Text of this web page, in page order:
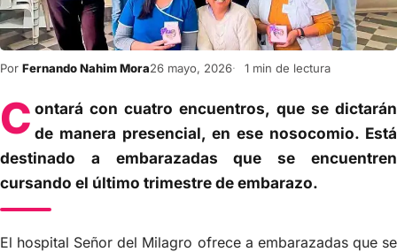
Por Fernando Nahim Mora26 mayo, 2026 1 min de lectura
C ontará con cuatro encuentros, que se dictarán
de manera presencial, en ese nosocomio. Está
destinado a embarazadas que se encuentren
cursando el último trimestre de embarazo.
El hospital Señor del Milagro ofrece a embarazadas que se